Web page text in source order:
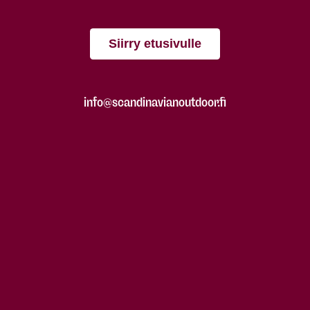
Siirry etusivulle
info@scandinavianoutdoor.fi